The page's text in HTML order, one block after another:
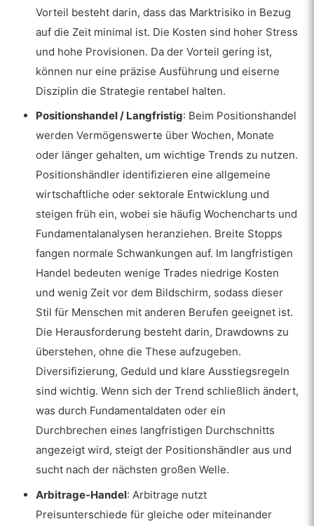
Vorteil besteht darin, dass das Marktrisiko in Bezug
auf die Zeit minimal ist. Die Kosten sind hoher Stress
und hohe Provisionen. Da der Vorteil gering ist,
können nur eine präzise Ausführung und eiserne
Disziplin die Strategie rentabel halten.
Positionshandel / Langfristig: Beim Positionshandel
werden Vermögenswerte über Wochen, Monate
oder länger gehalten, um wichtige Trends zu nutzen.
Positionshändler identifizieren eine allgemeine
wirtschaftliche oder sektorale Entwicklung und
steigen früh ein, wobei sie häufig Wochencharts und
Fundamentalanalysen heranziehen. Breite Stopps
fangen normale Schwankungen auf. Im langfristigen
Handel bedeuten wenige Trades niedrige Kosten
und wenig Zeit vor dem Bildschirm, sodass dieser
Stil für Menschen mit anderen Berufen geeignet ist.
Die Herausforderung besteht darin, Drawdowns zu
überstehen, ohne die These aufzugeben.
Diversifizierung, Geduld und klare Ausstiegsregeln
sind wichtig. Wenn sich der Trend schließlich ändert,
was durch Fundamentaldaten oder ein
Durchbrechen eines langfristigen Durchschnitts
angezeigt wird, steigt der Positionshändler aus und
sucht nach der nächsten großen Welle.
Arbitrage-Handel: Arbitrage nutzt
Preisunterschiede für gleiche oder miteinander